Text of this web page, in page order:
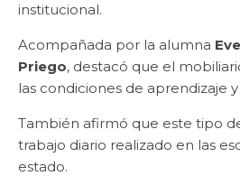
institucional.
Acompañada por la alumna
Priego, destacó que el
las condiciones de aprendizaje
También afirmó que este tipo
trabajo diario realizado en las
estado.